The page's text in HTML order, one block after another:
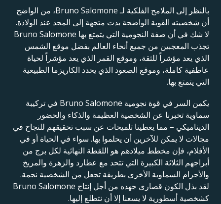
بالنظر إلى الملامح الفلكية لـ Bruno Salomone، من الواضح
أن شخصيته القوية الواضحة بدت متجهة إلى المجد عند الولادة.
لا شك في أن صفة النجومية التي يتمتع بها Bruno Salomone
تجذب المعجبين من جميع أنحاء العالم بفضل موقع الشمس
الذي يعد مؤشراً للثقة، وموقع القمر الذي يعد مؤشراً لحياة
عاطفية كاملة، وموقع الصعود الذي يحدد الكاريزما الطبيعية
التي يتمتع بها.
يكمن السر في قوة نجومية Bruno Salomone في تركيبة
سماوية تخبرنا عن الشخصية العظيمة والذكاء والحضور
الديناميكي – مما يعطينا تلميحات عن سبب تحقيقهم للنجاح في
مجالات لا يمكن للآخرين أن يحلموا بها. سواء في الحياة أو في
الأفلام، فإن مخطط ميلادهم هو اللقطة النهائية لكل برج من
أبراجهم الثلاثة الكبيرة التي تتحد مع عطارد والزهرة والمريخ
والأجرام السماوية الأخرى بطريقة تجعل من الشخصية نجمة.
لقد بذل الكون قصارى جهده من أجل إنتاج Bruno Salomone
كشخصية أسطورية لا يسعنا إلا أن نتطلع إليها.